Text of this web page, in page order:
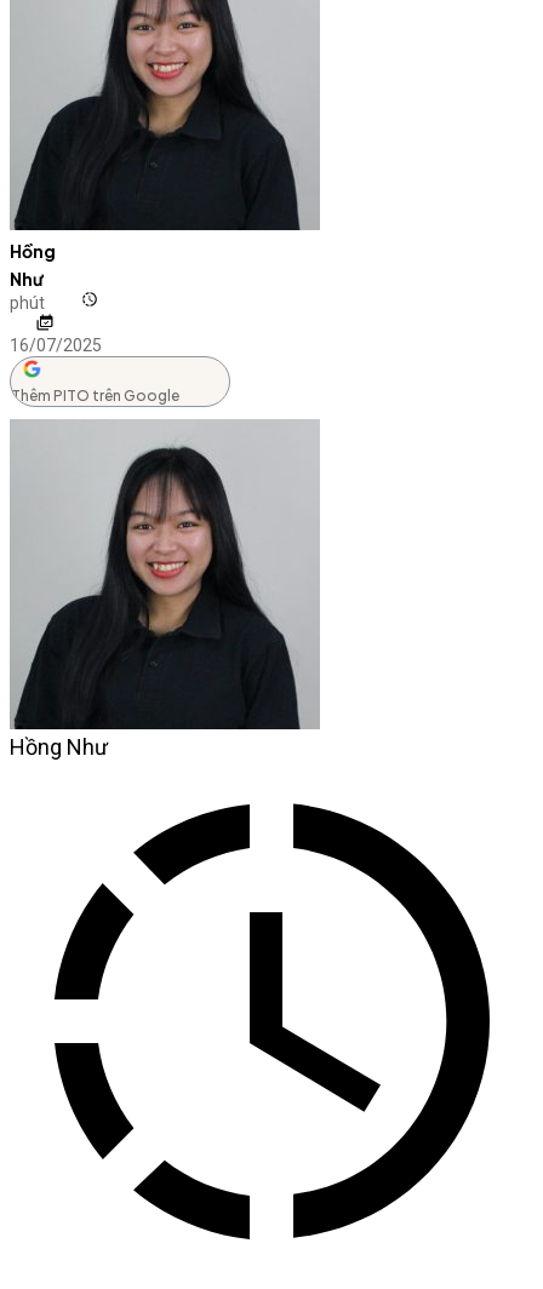
Hồng
Như
phút
16/07/2025
Thêm PITO trên Google
Hồng Như